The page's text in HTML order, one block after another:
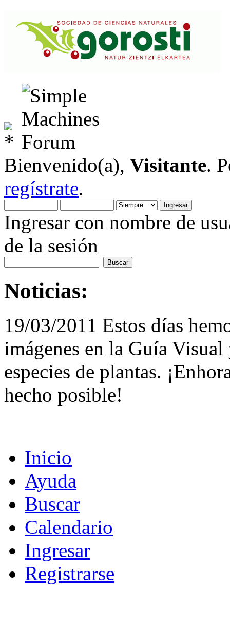
Bienvenido(a), Visitante.
regístrate.
Ingresar con nombre de
de la sesión
Noticias:
19/03/2011 Estos días
imágenes en la Guía
especies de plantas.
hecho posible!
Inicio
Ayuda
Buscar
Calendario
Ingresar
Registrarse